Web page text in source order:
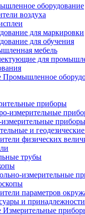
оборудование
воздуха
для маркировки
для обучения
мебель
для
Промышленное
приборы
измерительные
приборы
и
физических
трубы
измерительные
параметров
и принадлежности
Измерительные